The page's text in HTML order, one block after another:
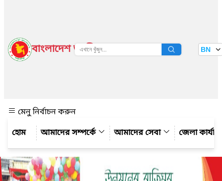
বাংলাদেশ জাতীয় তথ্য বাতায়ন BN
মেনু নির্বাচন করুন
আমাদের সম্পর্কে
আমাদের সেবা জেলা